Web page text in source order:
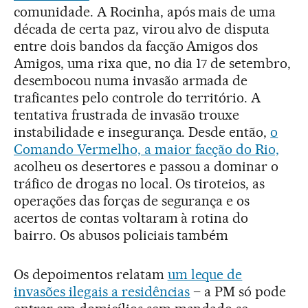
comunidade. A Rocinha, após mais de uma
década de certa paz, virou alvo de disputa
entre dois bandos da facção Amigos dos
Amigos, uma rixa que, no dia 17 de setembro,
desembocou numa invasão armada de
traficantes pelo controle do território. A
tentativa frustrada de invasão trouxe
instabilidade e insegurança. Desde então,o
Comando Vermelho, a maior facção do Rio,
acolheu os desertores e passou a dominar o
tráfico de drogas no local. Os tiroteios, as
operações das forças de segurança e os
acertos de contas voltaram à rotina do
bairro. Os abusos policiais também
Os depoimentos relatam um leque de
invasões ilegais a residências – a PM só pode